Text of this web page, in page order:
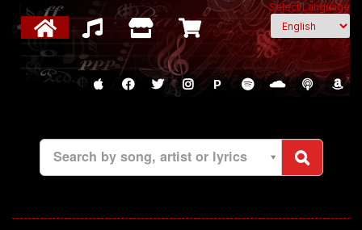
Select Language
P
Search by song, artist or lyrics